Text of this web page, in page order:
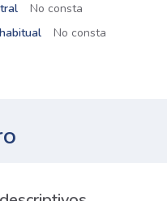
No consta
No consta